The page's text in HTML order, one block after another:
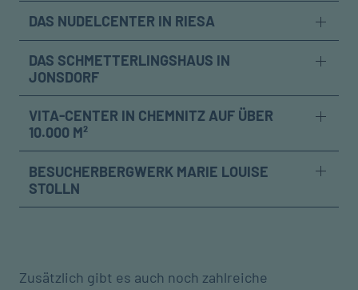
DAS NUDELCENTER IN RIESA
DAS SCHMETTERLINGSHAUS IN
JONSDORF
VITA-CENTER IN CHEMNITZ AUF ÜBER
10.000 M²
BESUCHERBERGWERK MARIE LOUISE
STOLLN
Zusätzlich gibt es auch noch zahlreiche